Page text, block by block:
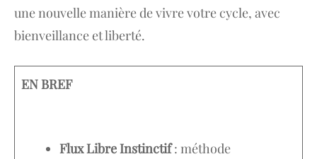
une nouvelle manière de vivre votre cycle, avec
bienveillance et liberté.
EN BREF
Flux Libre Instinctif: méthode